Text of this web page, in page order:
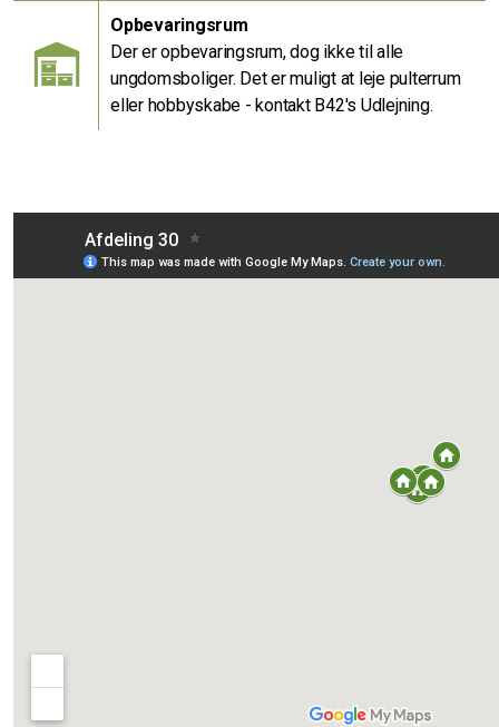
Opbevaringsrum
Der er opbevaringsrum, dog ikke til alle
ungdomsboliger. Det er muligt at leje pulterrum
eller hobbyskabe - kontakt B42's Udlejning.